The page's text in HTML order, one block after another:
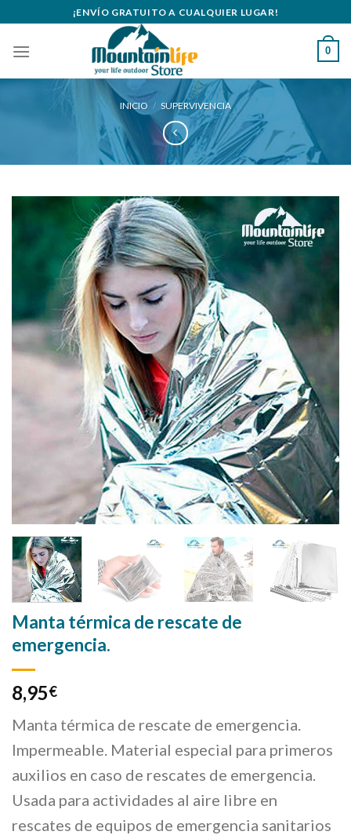
to
content
¡ENVÍO GRATUITO A CUALQUIER LUGAR!
0
INICIO / SUPERVIVENCIA
Manta térmica de rescate de
emergencia.
8,95€
Manta térmica de rescate de emergencia.
Impermeable. Material especial para primeros
auxilios en caso de rescates de emergencia.
Usada para actividades al aire libre en
rescates de equipos de emergencia sanitarios